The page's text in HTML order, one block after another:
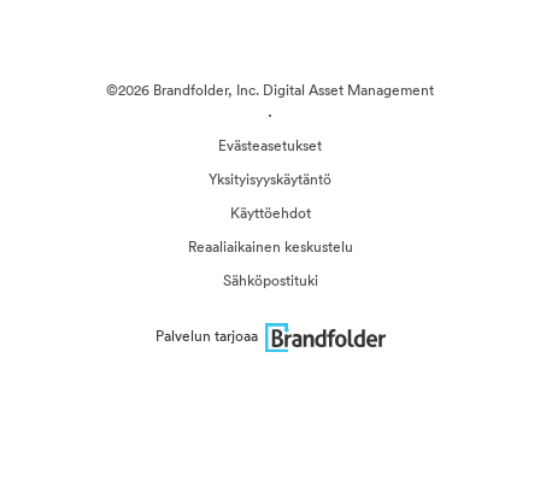
©2026 Brandfolder, Inc. Digital Asset Management
·
Evästeasetukset
Yksityisyyskäytäntö
Käyttöehdot
Reaaliaikainen keskustelu
Sähköpostituki
Palvelun tarjoaa